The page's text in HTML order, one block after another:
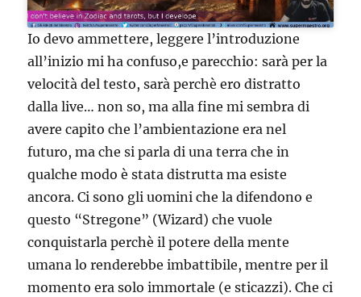
Io devo ammettere, leggere l’introduzione
all’inizio mi ha confuso,e parecchio: sarà per la
velocità del testo, sarà perchè ero distratto
dalla live… non so, ma alla fine mi sembra di
avere capito che l’ambientazione era nel
futuro, ma che si parla di una terra che in
qualche modo è stata distrutta ma esiste
ancora. Ci sono gli uomini che la difendono e
questo “Stregone” (Wizard) che vuole
conquistarla perchè il potere della mente
umana lo renderebbe imbattibile, mentre per il
momento era solo immortale (e sticazzi). Che ci